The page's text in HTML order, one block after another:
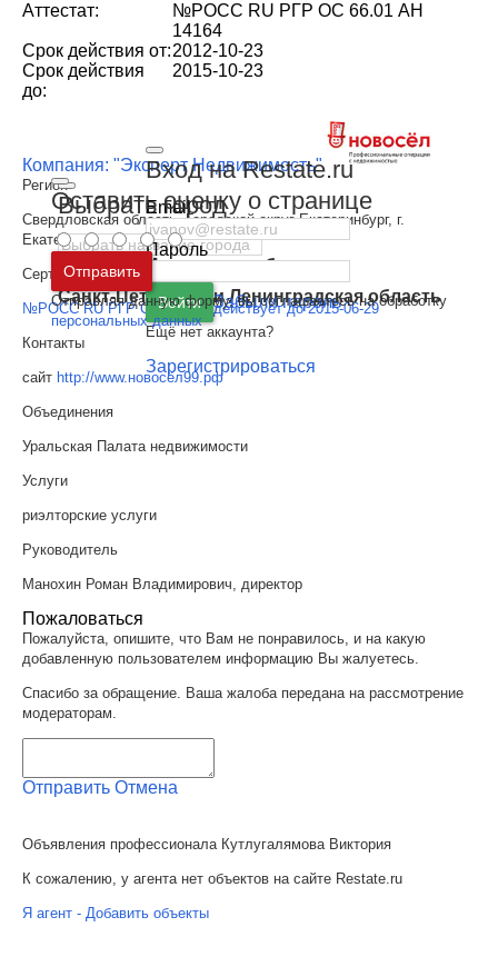
Выбрать город
Москва и
Московская область
Санкт-Петербург иЛенинградская область
Вход на Restate.ru
Email
Пароль
Войти Забыли пароль
Ещё нет аккаунта?
Зарегистрироваться
Аттестат:
№РОСС RU РГР ОС 66.01 АН
14164
Срок действия от:2012-10-23
Срок действия
до:
2015-10-23
Компания: "Эксперт Недвижимость"
Регион
Свердловская область, Городской округ Екатеринбург, г.
Екатеринбург
Сертификат
№РОСС RU РГР ОС 66 961 действует до 2015-06-29
Контакты
сайт http://www.новосёл99.рф
Объединения
Уральская Палата недвижимости
Услуги
риэлторские услуги
Руководитель
Манохин Роман Владимирович, директор
Пожаловаться
Пожалуйста, опишите, что Вам не понравилось, и на какую
добавленную пользователем информацию Вы жалуетесь.
Спасибо за обращение. Ваша жалоба передана на рассмотрение
модераторам.
Отправить Отмена
Объявления профессионала Кутлугалямова Виктория
К сожалению, у агента нет объектов на сайте Restate.ru
Я агент - Добавить объекты
Оставить оценку о странице
Отправить
Отправляя данную форму, вы соглашаетесь на обработку
персональных данных